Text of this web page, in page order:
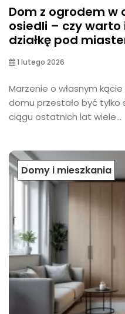
Dom z ogrodem w
osiedli – czy
działkę pod
1 lutego 2026
Marzenie o własnym
domu przestało być
ciągu ostatnich lat wiele...
Domy i mieszkania